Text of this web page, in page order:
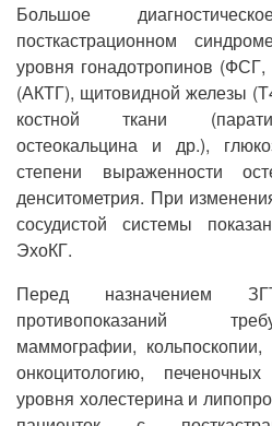
Большое
посткастрационном
уровня гонадотропинов
(АКТГ), щитовидной железы
костной ткани
остеокальцина и др.),
степени выраженности
денситометрия. При
сосудистой системы
ЭхоКГ.
Перед назначением
противопоказаний
маммографии,
онкоцитологию,
уровня холестерина и